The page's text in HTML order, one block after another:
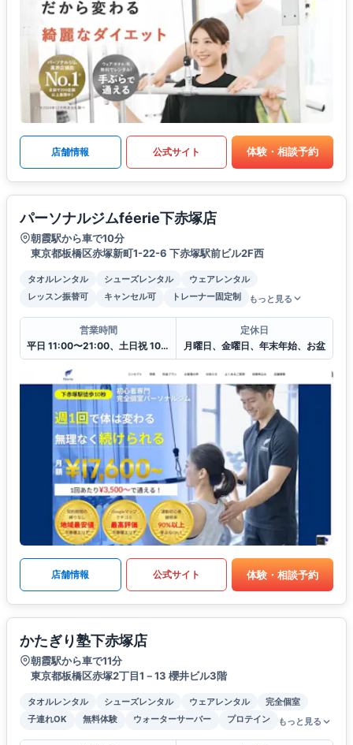
店舗情報 公式サイト 体験・相談予約
パーソナルジムféerie下赤塚店
朝霞駅から車で10分
東京都板橋区赤塚新町1-22-6 下赤塚駅前ビル2F西
タオルレンタル シューズレンタル
ウェアレンタル
レッスン振替可
キャンセル可 トレーナー固定制 もっと見る
営業時間
平日 11:00〜21:00、土日祝 10:00〜20:00
定休日
月曜日、金曜日、年末年始、お盆
店舗情報 公式サイト 体験・相談予約
かたぎり塾下赤塚店
朝霞駅から車で11分
東京都板橋区赤塚2丁目1－13 櫻井ビル3階
タオルレンタル シューズレンタル ウェアレンタル
完全個室
子連れOK
無料体験 ウォーターサーバー プロテイン もっと見る